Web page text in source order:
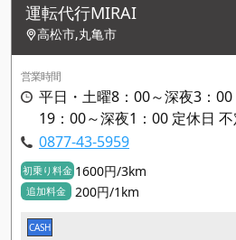
運転代行MIRAI
高松市,丸亀市
営業時間
平日・土曜8：00～深夜3：
19：00～深夜1：00 定休日
0877-43-5959
初乗り料金 1600円/3km
追加料金 200円/1km
CASH